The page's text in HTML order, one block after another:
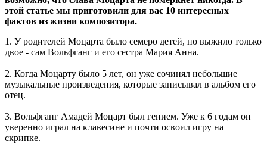
этой статье мы приготовили для вас 10 интересных
фактов из жизни композитора.
1. У родителей Моцарта было семеро детей, но выжило только
двое - сам Вольфганг и его сестра Мария Анна.
2. Когда Моцарту было 5 лет, он уже сочинял небольшие
музыкальные произведения, которые записывал в альбом его
отец.
3. Вольфганг Амадей Моцарт был гением. Уже к 6 годам он
уверенно играл на клавесине и почти освоил игру на
скрипке.